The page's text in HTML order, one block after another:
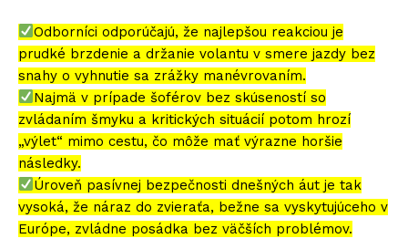
Odborníci odporúčajú, že najlepšou reakciou je
prudké brzdenie a držanie volantu v smere jazdy bez
snahy o vyhnutie sa zrážky manévrovaním.
Najmä v prípade šoférov bez skúseností so
zvládaním šmyku a kritických situácií potom hrozí
„výlet“ mimo cestu, čo môže mať výrazne horšie
následky.
Úroveň pasívnej bezpečnosti dnešných áut je tak
vysoká, že náraz do zvieraťa, bežne sa vyskytujúceho v
Európe, zvládne posádka bez väčších problémov.